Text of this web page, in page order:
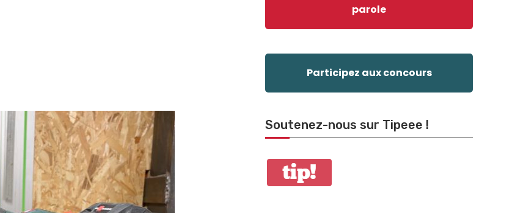
parole
Participez aux concours
Soutenez-nous sur Tipeee !